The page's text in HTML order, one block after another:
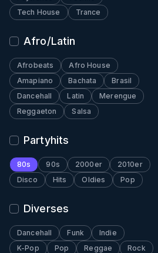
Tech House
Trance
Afro/Latin
Afrobeats
Afro House
Amapiano
Bachata
Brasil
Dancehall
Latin
Merengue
Reggaeton
Salsa
Partyhits
80s 90s 2000er
2010er
Disco
Hits Oldies Pop
Diverses
Dancehall Funk
Indie
K-Pop
Pop Reggae
Rock